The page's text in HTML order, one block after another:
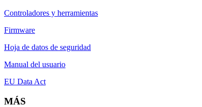
Controladores y herramientas
Firmware
Hoja de datos de seguridad
Manual del usuario
EU Data Act
MÁS